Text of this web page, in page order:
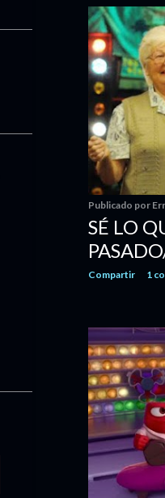
t
r
a
d
a
s
Publicado por
SÉ LO
Compartir 1